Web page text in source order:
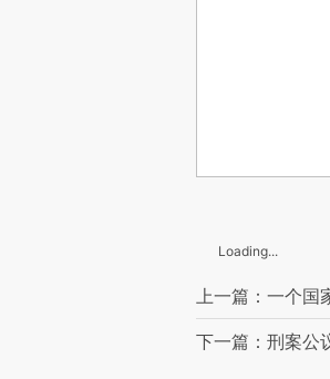
Loading...
上一篇：一个国
下一篇：刑案公